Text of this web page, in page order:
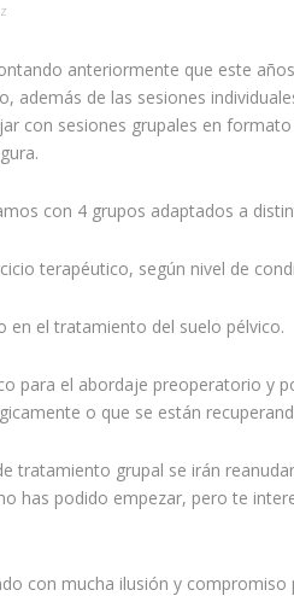
anteriormente que este
además de las sesiones
con sesiones grupales en
con 4 grupos adaptados a
terapéutico, según nivel de
en el tratamiento del suelo pélvico.
para el abordaje preoperatorio y
o que se están
tratamiento grupal se irán
has podido empezar, pero te
con mucha ilusión y